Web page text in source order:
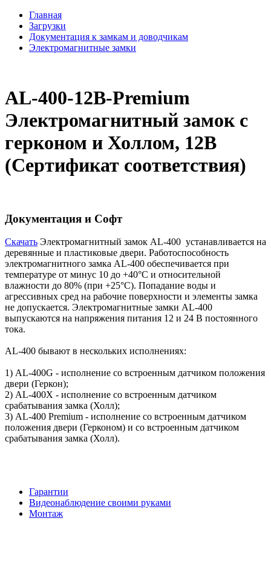
Главная
Загрузки
Документация к замкам и доводчикам
Электромагнитные замки
AL-400-12B-Premium
Электромагнитный замок с
герконом и Холлом, 12В
(Сертификат соответствия)
Документация и Софт
Cкачать Электромагнитный замок AL-400 устанавливается на
деревянные и пластиковые двери. Работоспособность
электромагнитного замка AL-400 обеспечивается при
температуре от минус 10 до +40°С и относительной
влажности до 80% (при +25°С). Попадание воды и
агрессивных сред на рабочие поверхности и элементы замка
не допускается. Электромагнитные замки AL-400
выпускаются на напряжения питания 12 и 24 В постоянного
тока.
AL-400 бывают в нескольких исполнениях:
1) AL-400G - исполнение со встроенным датчиком положения
двери (Геркон);
2) AL-400X - исполнение со встроенным датчиком
срабатывания замка (Холл);
3) AL-400 Premium - исполнение со встроенным датчиком
положения двери (Герконом) и со встроенным датчиком
срабатывания замка (Холл).
Гарантии
Видеонаблюдение своими руками
Монтаж